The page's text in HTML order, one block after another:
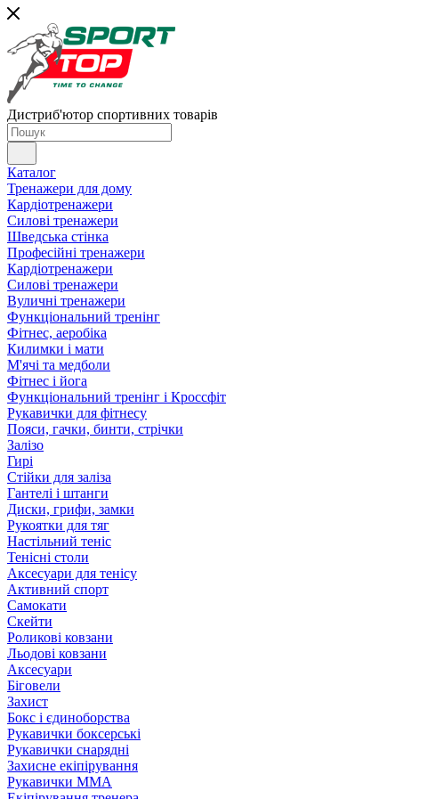
Дистриб'ютор спортивних товарів
Каталог
Тренажери для дому
Кардіотренажери
Силові тренажери
Шведська стінка
Професійні тренажери
Кардіотренажери
Силові тренажери
Вуличні тренажери
Функціональний тренінг
Фітнес, аеробіка
Килимки і мати
М'ячі та медболи
Фітнес і йога
Функціональний тренінг і Кроссфіт
Рукавички для фітнесу
Пояси, гачки, бинти, стрічки
Залізо
Гирі
Стійки для заліза
Гантелі і штанги
Диски, грифи, замки
Рукоятки для тяг
Настільний теніс
Тенісні столи
Аксесуари для тенісу
Активний спорт
Самокати
Скейти
Роликові ковзани
Льодові ковзани
Аксесуари
Біговели
Захист
Бокс і єдиноборства
Рукавички боксерські
Рукавички снарядні
Захисне екіпірування
Рукавички ММА